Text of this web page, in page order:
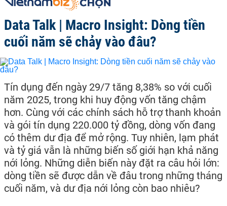
Data Talk | Macro Insight: Dòng tiền
cuối năm sẽ chảy vào đâu?
Tín dụng đến ngày 29/7 tăng 8,38% so với cuối
năm 2025, trong khi huy động vốn tăng chậm
hơn. Cùng với các chính sách hỗ trợ thanh khoản
và gói tín dụng 220.000 tỷ đồng, dòng vốn đang
có thêm dư địa để mở rộng. Tuy nhiên, lạm phát
và tỷ giá vẫn là những biến số giới hạn khả năng
nới lỏng. Những diễn biến này đặt ra câu hỏi lớn:
dòng tiền sẽ được dẫn về đâu trong những tháng
cuối năm, và dư địa nới lỏng còn bao nhiêu?